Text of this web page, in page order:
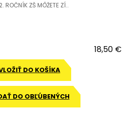
ROČNÍK ZŠ MÔŽETE ZÍ..
18,50 €
DO KOŠÍKA
DO OBĽÚBENÝCH